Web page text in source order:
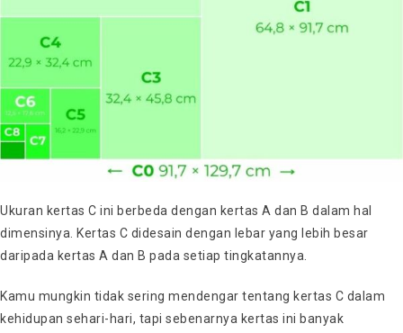
Ukuran kertas C ini berbeda dengan kertas A dan B dalam hal
dimensinya. Kertas C didesain dengan lebar yang lebih besar
daripada kertas A dan B pada setiap tingkatannya.
Kamu mungkin tidak sering mendengar tentang kertas C dalam
kehidupan sehari-hari, tapi sebenarnya kertas ini banyak